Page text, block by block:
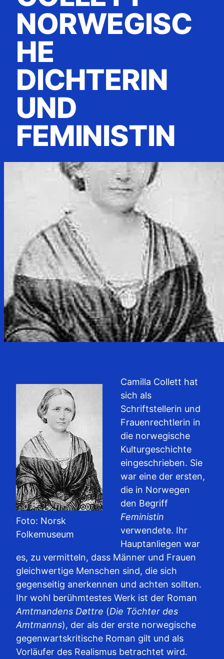
NORWEGISC
HE
DICHTERIN
UND
FEMINISTIN
Foto: Norsk
Folkemuseum
Camilla Collett hat
sich als
Schriftstellerin und
Frauenrechtlerin in
die norwegische
Kulturgeschichte
eingeschrieben. Sie
war eine der ersten,
die in Norwegen
den Begriff
Feministin
verwendete. Ihr
Hauptanliegen war
es, zu vermitteln, dass Männer und Frauen
gleichwertige Menschen sind, die sich
gegenseitig anerkennen und achten sollten.
Ihr wohl berühmtestes Werk ist der Roman
Amtmandens Døttre (Die Töchter des
Amtmanns), der als der erste norwegische
gegenwartskritische Roman gilt und als
Vorläufer des Realismus betrachtet wird.